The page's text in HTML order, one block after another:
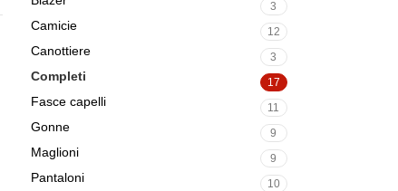
3
Camicie 12
Canottiere 3
Completi 17
Fasce capelli 11
Gonne 9
Maglioni 9
Pantaloni 10